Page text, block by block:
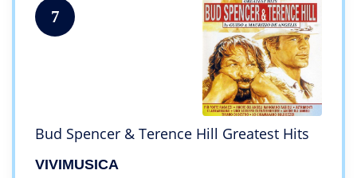
7
Bud Spencer & Terence Hill Greatest Hits
VIVIMUSICA